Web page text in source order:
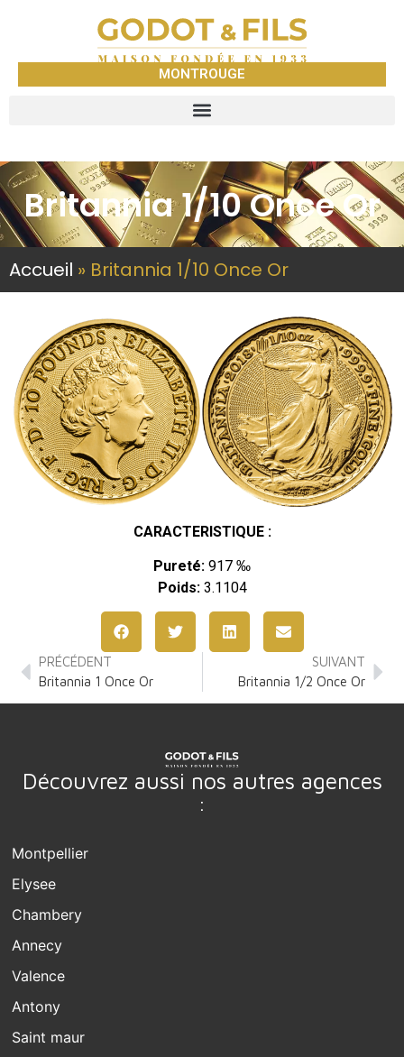
MONTROUGE
Britannia 1/10 Once Or
Accueil » Britannia 1/10 Once Or
CARACTERISTIQUE :
Pureté: 917 ‰
Poids:3.1104
PRÉCÉDENT
Britannia 1 Once Or
SUIVANT
Britannia 1/2 Once Or
Découvrez aussi nos autres agences
:
Montpellier
Elysee
Chambery
Annecy
Valence
Antony
Saint maur